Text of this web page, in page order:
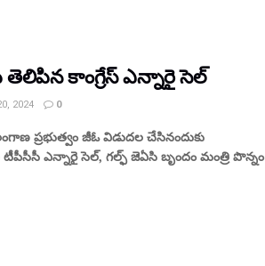
తెలిపిన కాంగ్రేస్ ఎన్నారై సెల్
2024 0
ప్రభుత్వం జీఓ విడుదల చేసినందుకు
టీపీసీసీ ఎన్నారై సెల్, గల్ఫ్ జెఏసి బృందం మంత్రి పొన్నం